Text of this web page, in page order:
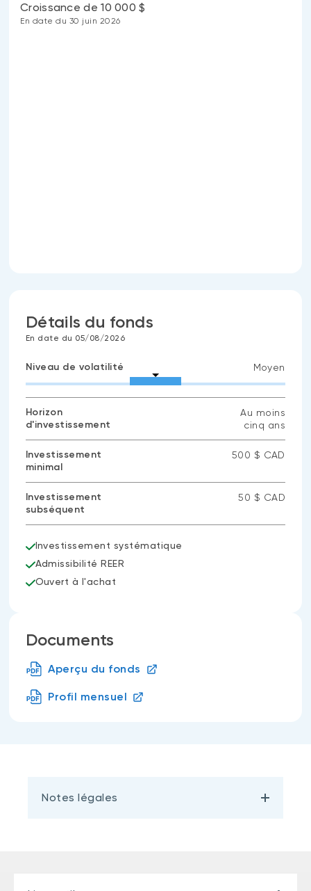
Croissance de 10 000 $
En date du 30 juin 2026
Détails du fonds
En date du 05/08/2026
Niveau de volatilité Moyen
Horizon
d'investissement
Au moins
cinq ans
Investissement
minimal
500 $ CAD
Investissement
subséquent
50 $ CAD
Investissement systématique
Admissibilité REER
Ouvert à l'achat
Documents
Aperçu du fonds
Profil mensuel
Notes légales